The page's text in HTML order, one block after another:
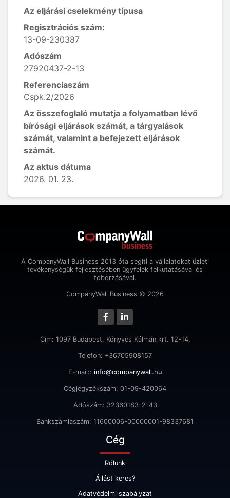
Az eljárási cselekmény típusa
Regisztrációs szám:
13-09-230387
Adószám
27920437-2-13
Referenciaszám
Cspk.2/2026
Az összefoglaló mutatja a folyamatban lévő
bírósági eljárások számát, a tárgyalások
számát, valamint a befejezett eljárások
számát.
Az aktus dátuma
2026. 01. 23.
A CompanyWall Business 2013 óta segíti a vállalatokat üzleti
tevékenységük fejlesztésében ügyfelek felkutatásával és
toborzásával.
CompanyWall Business © 2026
Cím: 1097 Budapest, Könyves Kálmán krt. 12-14.
Telefon: +36705908157
E-mail:: info@companywall.hu
Cégjegyzékszám: 01-09-420064
Adószám: 32360183-2-43
Bankszámlaszám: 11600006-00000001-98337681
Cég
Rólunk
Állást keres?
Adatvédelmi szabályzat